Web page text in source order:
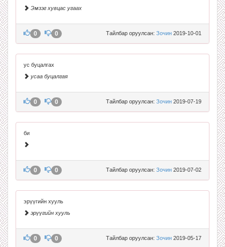
Эмзэг хувцас угаах
Тайлбар оруулсан: Зочин 2019-10-01
0 0
ус буцалгах
усаа буцалгая
Тайлбар оруулсан: Зочин 2019-07-19
0 0
би
Тайлбар оруулсан: Зочин 2019-07-02
0 0
эрүүгийн хууль
эрүүгийн хууль
Тайлбар оруулсан: Зочин 2019-05-17
0 0